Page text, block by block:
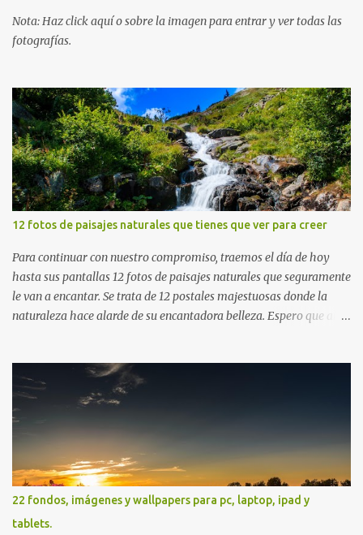
Nota: Haz click aquí o sobre la imagen para entrar y ver todas las
fotografías.
12 fotos de paisajes naturales que tienes que ver para creer
Para continuar con nuestro compromiso, traemos el día de hoy
hasta sus pantallas 12 fotos de paisajes naturales que seguramente
le van a encantar. Se trata de 12 postales majestuosas donde la
naturaleza hace alarde de su encantadora belleza. Espero que al
los ríos de agua viva, lagos, bosques y cascadas, son algunos de los
elementos que hoy acompañan a esta serie fascinante de
fotografía sobre paisajes naturales. Que tengan un feliz jueves
(imágenes con mensajes) con mis mejores deseos a través de la
distancia. Sinceramente, José Luis Ávila Herrera.
22 fondos, imágenes y wallpapers para pc, laptop, ipad y
tablets.